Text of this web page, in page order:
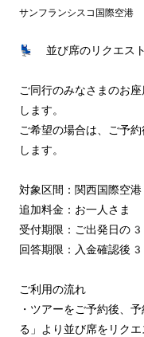
サンフランシスコ国際空港
💺 並び席のリクエス
ご同行のみなさまのお
します。
ご希望の場合は、ご予
します。
対象区間：関西国際
追加料金：お一人
受付期限：ご出発日の
回答期限：入金確認後
ご利用の流れ
・ツアーをご予約後、
る」より並び席をリク